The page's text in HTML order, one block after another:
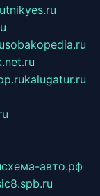
sobakopedia.ru
kalugatur.ru
схема-авто.рф